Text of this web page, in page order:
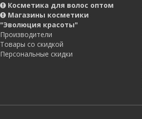
Косметика для волос оптом
Магазины косметики
"Эволюция красоты"
Производители
Товары со скидкой
Персональные скидки